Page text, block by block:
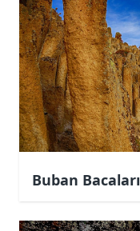
Buban Bacaları